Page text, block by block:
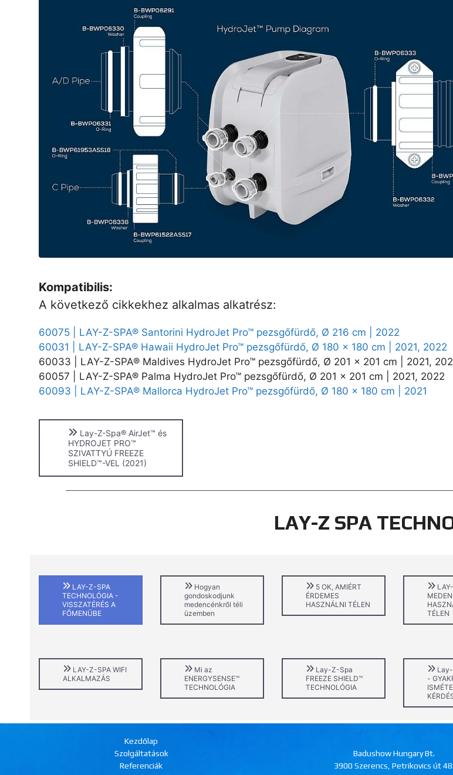
Kompatibilis:
A következő cikkekhez alkalmas alkatrész:
60075 | LAY-Z-SPA® Santorini HydroJet Pro™ pezsgőfürdő, Ø 216 cm | 2022
60031 | LAY-Z-SPA® Hawaii HydroJet Pro™ pezsgőfürdő, Ø 180 x 180 cm | 2021, 2022
60033 | LAY-Z-SPA® Maldives HydroJet Pro™ pezsgőfürdő, Ø 201 x 201 cm | 2021,
60057 | LAY-Z-SPA® Palma HydroJet Pro™ pezsgőfürdő, Ø 201 x 201 cm | 2021, 2022
60093 | LAY-Z-SPA® Mallorca HydroJet Pro™ pezsgőfürdő, Ø 180 x 180 cm | 2021
Lay-Z-Spa® AirJet™ és
HYDROJET PRO™
SZIVATTYÚ FREEZE
SHIELD™-VEL (2021)
LAY-Z SPA
LAY-Z-SPA
TECHNOLÓGIA -
VISSZATÉRÉS A
FŐMENÜBE
Hogyan
gondoskodjunk
medencénkről téli
üzemben
5 OK, AMIÉRT
ÉRDEMES
HASZNÁLNI TÉLEN
TÉLEN
LAY-Z-SPA WIFI
ALKALMAZÁS
Mi az
ENERGYSENSE™
TECHNOLÓGIA
Lay-Z-Spa
FREEZE SHIELD™
TECHNOLÓGIA
-
Kezdőlap
Szolgáltatások
Referenciák
Badushow Hungary Bt.
3900 Szerencs, Petrikovics út 48.